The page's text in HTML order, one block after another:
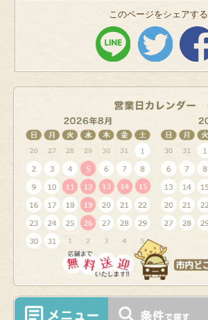
このページをシェアする